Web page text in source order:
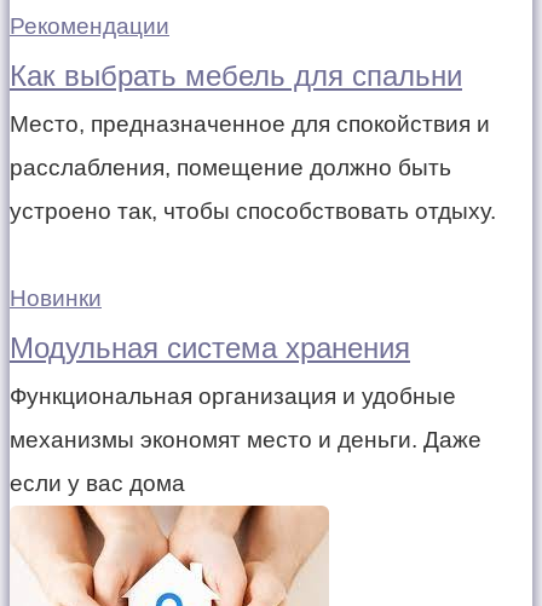
Рекомендации
Как выбрать мебель для спальни
Место, предназначенное для спокойствия и
расслабления, помещение должно быть
устроено так, чтобы способствовать отдыху.
Новинки
Модульная система хранения
Функциональная организация и удобные
механизмы экономят место и деньги. Даже
если у вас дома